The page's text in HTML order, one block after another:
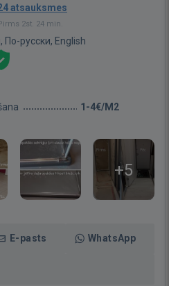
atsauksmes
2st. 24 min.
По-русски, English
1-4€/M2
+5
E-pasts WhatsApp